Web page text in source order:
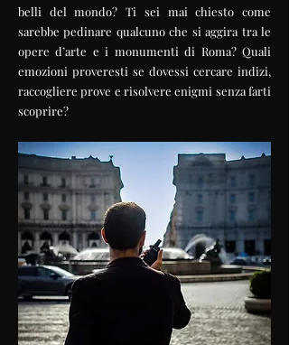
belli del mondo? Ti sei mai chiesto come
sarebbe pedinare qualcuno che si aggira tra le
opere d’arte e i monumenti di Roma? Quali
emozioni proveresti se dovessi cercare indizi,
raccogliere prove e risolvere enigmi senza farti
scoprire?